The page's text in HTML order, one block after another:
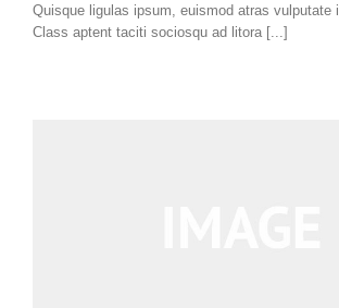
Quisque ligulas ipsum, euismod atras vulputate
Class aptent taciti sociosqu ad litora [...]